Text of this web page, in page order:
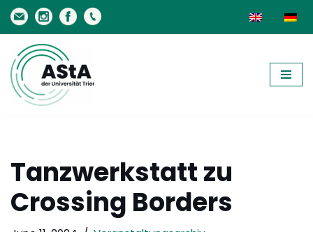
Skip
to
content
Tanzwerkstatt zu
Crossing Borders